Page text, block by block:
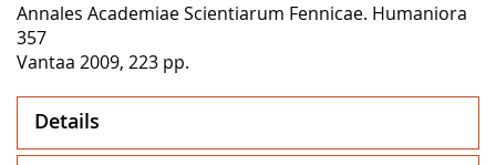
Annales Academiae Scientiarum Fennicae. Humaniora
357
Vantaa 2009, 223 pp.
Details